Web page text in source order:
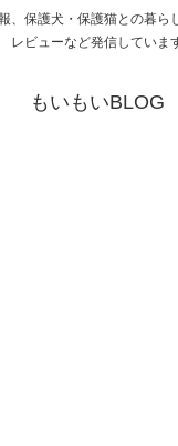
、保護犬・保護猫との暮ら
レビューなど発信していま
もいもいBLOG